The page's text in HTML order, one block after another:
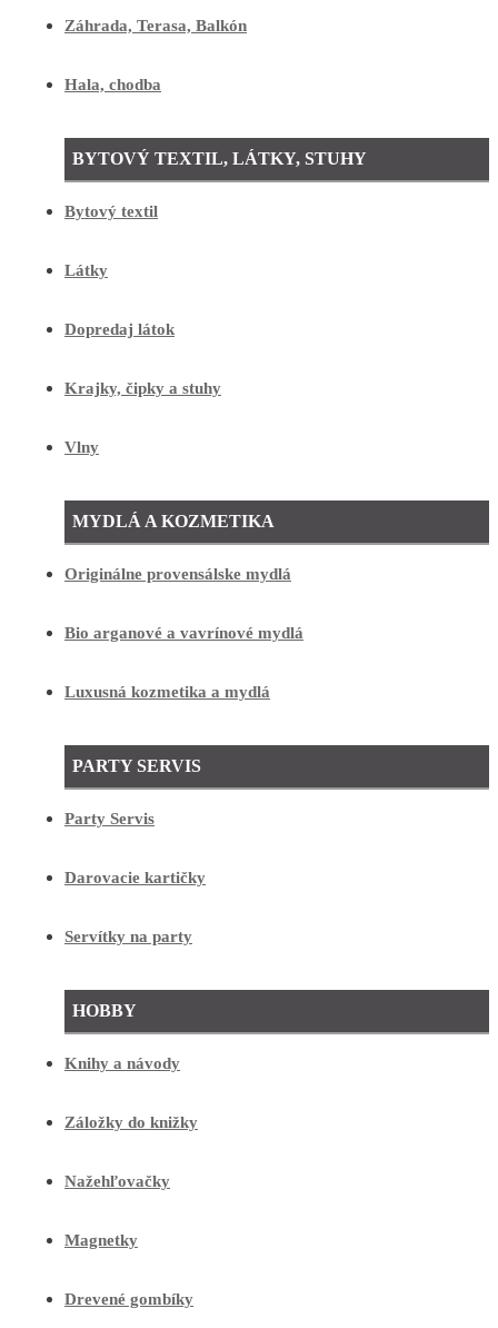
Záhrada, Terasa, Balkón
Hala, chodba
BYTOVÝ TEXTIL, LÁTKY, STUHY
Bytový textil
Látky
Dopredaj látok
Krajky, čipky a stuhy
Vlny
MYDLÁ A KOZMETIKA
Originálne provensálske mydlá
Bio arganové a vavrínové mydlá
Luxusná kozmetika a mydlá
PARTY SERVIS
Party Servis
Darovacie kartičky
Servítky na party
HOBBY
Knihy a návody
Záložky do knižky
Nažehľovačky
Magnetky
Drevené gombíky